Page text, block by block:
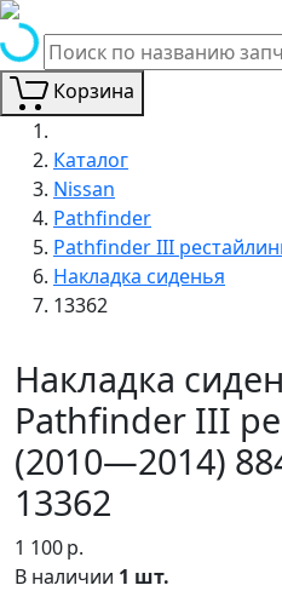
Корзина
Каталог
Nissan
Pathfinder
Pathfinder III
Накладка сиденья
13362
Накладка
Pathfinder III
(2010—2014)
13362
1 100р.
В наличии 1 шт.